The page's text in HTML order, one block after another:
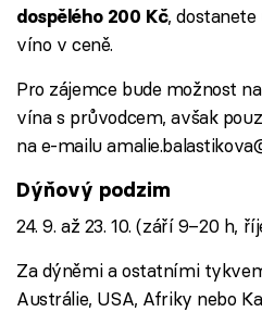
dospělého 200 Kč, dostanete
víno v ceně.
Pro zájemce bude možnost
vína s průvodcem, avšak
na e-mailu
Dýňový podzim
24. 9. až 23. 10. (září 9–20 h,
Za dýněmi a ostatními
Austrálie, USA, Afriky nebo